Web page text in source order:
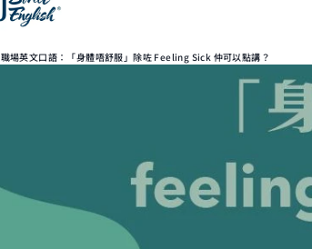
職場英文口語：「身體唔舒服」除咗 Feeling Sick 仲可以點講？